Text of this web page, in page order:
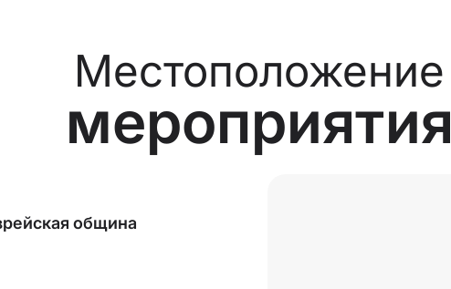
Местоположение
мероприятия
община